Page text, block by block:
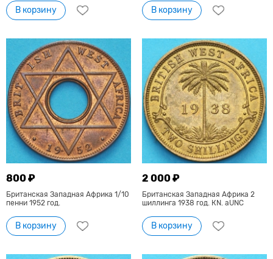
В корзину В корзину
800 ₽
Британская Западная Африка 1/10
пенни 1952 год.
В корзину
2 000 ₽
Британская Западная Африка 2
шиллинга 1938 год. КN. aUNC
В корзину